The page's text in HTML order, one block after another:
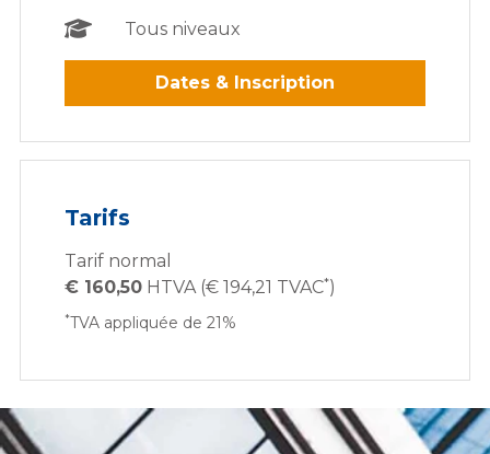
Tous niveaux
Dates & Inscription
Tarifs
Tarif normal
€ 160,50 HTVA (€ 194,21 TVAC*)
*TVA appliquée de 21%